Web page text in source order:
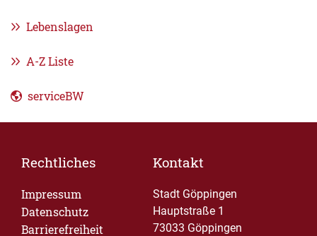
Lebenslagen
A-Z Liste
serviceBW
Rechtliches
Impressum
Datenschutz
Barrierefreiheit
Kontakt
Stadt Göppingen
Hauptstraße 1
73033 Göppingen